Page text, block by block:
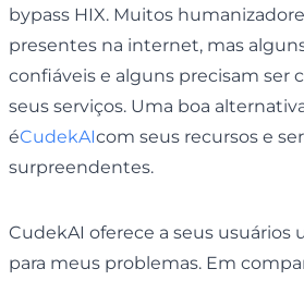
bypass HIX. Muitos
presentes na internet, mas
confiáveis ​​e alguns precisam ser
seus serviços. Uma boa
éCudekAIcom seus recursos e
surpreendentes.
CudekAI oferece a seus usuários
para meus problemas. Em